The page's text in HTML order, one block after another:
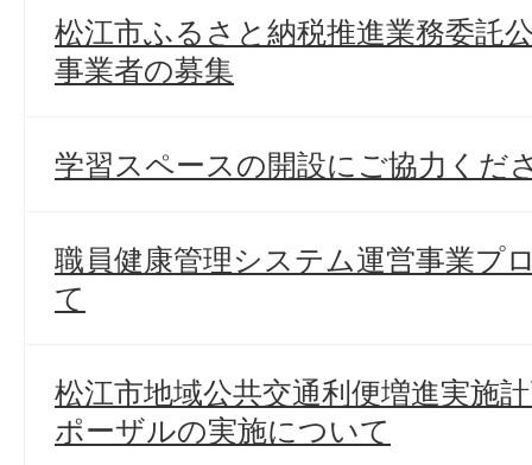
松江市ふるさと納税推進業務委託
事業者の募集
学習スペースの開設にご協力くだ
職員健康管理システム運営事業プ
て
松江市地域公共交通利便増進実施
ポーザルの実施について